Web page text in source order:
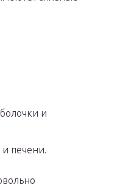
и
печени.